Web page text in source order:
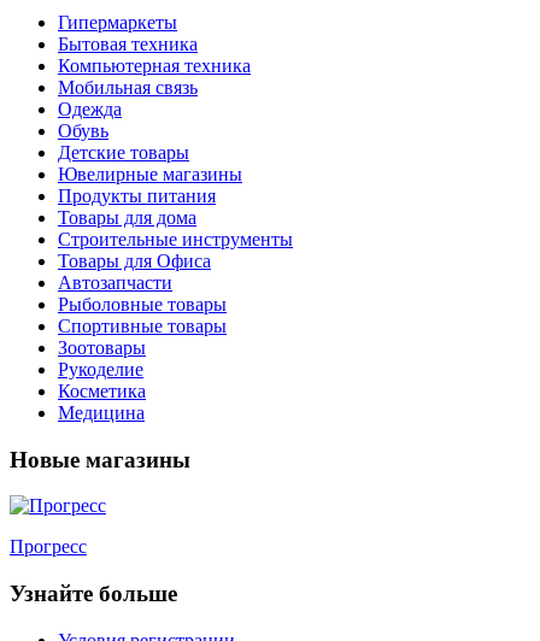
Гипермаркеты
Бытовая техника
Компьютерная техника
Мобильная связь
Одежда
Обувь
Детские товары
Ювелирные магазины
Продукты питания
Товары для дома
Строительные инструменты
Товары для Офиса
Автозапчасти
Рыболовные товары
Спортивные товары
Зоотовары
Рукоделие
Косметика
Медицина
Новые магазины
Прогресс
Узнайте больше